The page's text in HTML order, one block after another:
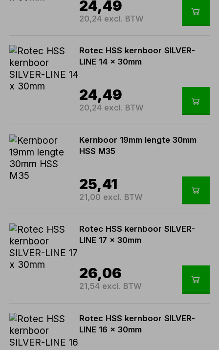
24,49
20,24 excl. BTW
Rotec HSS kernboor SILVER-
LINE 14 x 30mm
24,49
20,24 excl. BTW
Kernboor 19mm lengte 30mm
HSS M35
25,41
21,00 excl. BTW
Rotec HSS kernboor SILVER-
LINE 17 x 30mm
26,06
21,54 excl. BTW
Rotec HSS kernboor SILVER-
LINE 16 x 30mm